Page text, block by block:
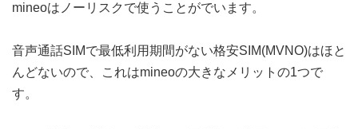
mineoはノーリスクで使うことがでいます。
音声通話SIMで最低利用期間がない格安SIM(MVNO)はほと
んどないので、これはmineoの大きなメリットの1つで
す。